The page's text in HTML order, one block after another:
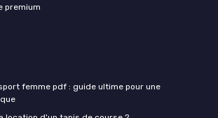
premium
femme pdf : guide ultime pour une